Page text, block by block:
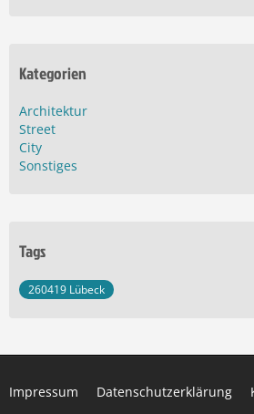
Kategorien
Architektur
Street
City
Sonstiges
Tags
260419 Lübeck
Impressum Datenschutzerklärung